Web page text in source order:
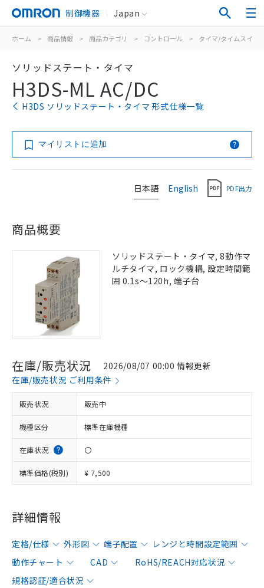
制御機器 Japan
ホーム > 商品情報 > 商品カテゴリ > コントロール > タイマ/タイムスイッ
ソリッドステート・タイマ
H3DS-ML AC/DC
H3DS ソリッドステート・タイマ 形式仕様一覧
マイリストに追加
日本語 English PDF出力
商品概要
ソリッドステート・タイマ, 8動作マ
ルチタイマ, ロック機構, 設定時間範
囲 0.1s～120h, 端子台
在庫/販売状況
2026/08/07 00:00 情報更新
在庫/販売状況 ご利用条件
販売状況 販売中
機種区分 標準在庫機種
在庫状況 〇
標準価格(税別) ¥ 7,500
詳細情報
定格/仕様 外形図 端子配置
レンジと時間設定範囲
動作チャート
CAD
RoHS/REACH対応状況
規格認証/適合状況